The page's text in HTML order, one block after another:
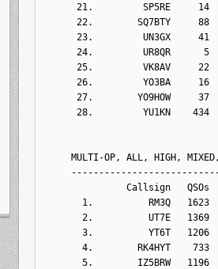
21.         SP5RE     14
22.        SQ7BTY     88
23.         UN3GX     41
24.         UR8QR      5
25.         VK8AV     22
26.         YO3BA     16
27.        YO9HOW     37
28.         YU1KN    434
MULTI-OP, ALL, HIGH, MIXED,
Callsign   QSOs  Points
1.          RM3Q   1623
2.          UT7E   1369
3.          YT6T   1206
4.        RK4HYT    733
5.        IZ5BRW   1196